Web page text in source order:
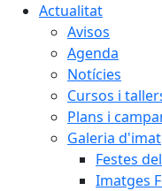
Actualitat
Avisos
Agenda
Notícies
Cursos i
Plans i
Galeria
Festes
Imatges